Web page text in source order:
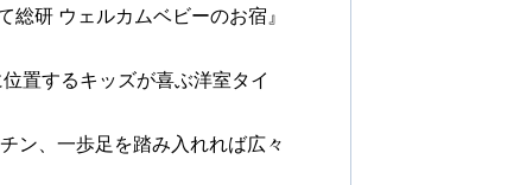
研 ウェルカムベビーのお宿』
置するキッズが喜ぶ洋室タイ
ン、一歩足を踏み入れれば広々